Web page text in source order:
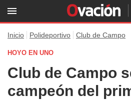
Inicio Polideportivo Club de Campo
HOYO EN UNO
Club de Campo
campeón del